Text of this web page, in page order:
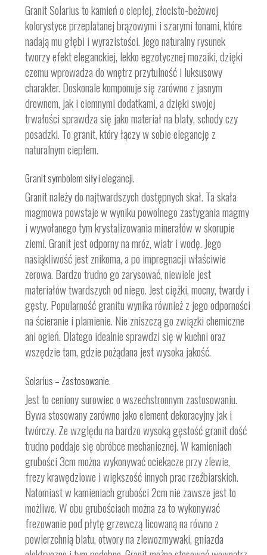
Granit Solarius to kamień o ciepłej, złocisto-beżowej
kolorystyce przeplatanej brązowymi i szarymi tonami, które
nadają mu głębi i wyrazistości. Jego naturalny rysunek
tworzy efekt eleganckiej, lekko egzotycznej mozaiki, dzięki
czemu wprowadza do wnętrz przytulność i luksusowy
charakter. Doskonale komponuje się zarówno z jasnym
drewnem, jak i ciemnymi dodatkami, a dzięki swojej
trwałości sprawdza się jako materiał na blaty, schody czy
posadzki. To granit, który łączy w sobie elegancję z
naturalnym ciepłem.
Granit symbolem siły i elegancji.
Granit należy do najtwardszych dostępnych skał. Ta skała
magmowa powstaje w wyniku powolnego zastygania magmy
i wywołanego tym krystalizowania minerałów w skorupie
ziemi. Granit jest odporny na mróz, wiatr i wodę. Jego
nasiąkliwość jest znikoma, a po impregnacji właściwie
zerowa. Bardzo trudno go zarysować, niewiele jest
materiałów twardszych od niego. Jest ciężki, mocny, twardy i
gęsty. Popularność granitu wynika również z jego odporności
na ścieranie i plamienie. Nie zniszczą go związki chemiczne
ani ogień. Dlatego idealnie sprawdzi się w kuchni oraz
wszędzie tam, gdzie pożądana jest wysoka jakość.
Solarius – Zastosowanie.
Jest to ceniony surowiec o wszechstronnym zastosowaniu.
Bywa stosowany zarówno jako element dekoracyjny jak i
twórczy. Ze względu na bardzo wysoką gęstość granit dość
trudno poddaje się obróbce mechanicznej. W kamieniach
grubości 3cm można wykonywać ociekacze przy zlewie,
frezy krawędziowe i większość innych prac rzeźbiarskich.
Natomiast w kamieniach grubości 2cm nie zawsze jest to
możliwe. W obu grubościach można za to wykonywać
frezowanie pod płytę grzewczą licowaną na równo z
powierzchnią blatu, otwory na zlewozmywaki, gniazda